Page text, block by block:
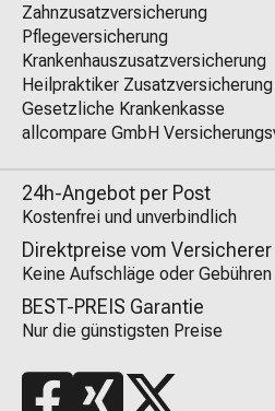
Zahnzusatzversicherung
Pflegeversicherung
Krankenhauszusatzversicherung
Heilpraktiker
Gesetzliche Krankenkasse
allcompare GmbH
24h-Angebot per Post
Kostenfrei und unverbindlich
Direktpreise vom Versicherer
Keine Aufschläge oder Gebühren
BEST-PREIS Garantie
Nur die günstigsten Preise